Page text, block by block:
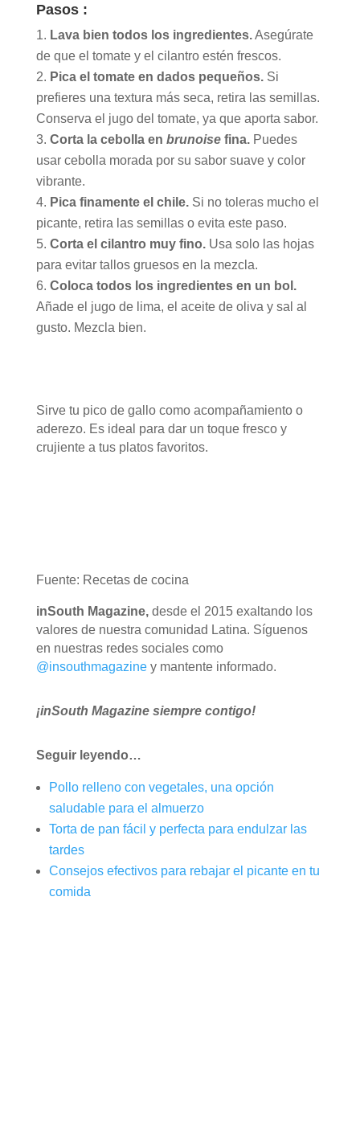
Pasos :
Lava bien todos los ingredientes.Asegúrate
de que el tomate y el cilantro estén frescos.
Pica el tomate en dados pequeños.Si
prefieres una textura más seca, retira las semillas.
Conserva el jugo del tomate, ya que aporta sabor.
Corta la cebolla en brunoise fina.Puedes
usar cebolla morada por su sabor suave y color
vibrante.
Pica finamente el chile.Si no toleras mucho el
picante, retira las semillas o evita este paso.
Corta el cilantro muy fino.Usa solo las hojas
para evitar tallos gruesos en la mezcla.
Coloca todos los ingredientes en un bol.
Añade el jugo de lima, el aceite de oliva y sal al
gusto. Mezcla bien.
Sirve tu pico de gallo como acompañamiento o
aderezo. Es ideal para dar un toque fresco y
crujiente a tus platos favoritos.
Fuente: Recetas de cocina
inSouth Magazine,desde el 2015 exaltando los
valores de nuestra comunidad Latina. Síguenos
en nuestras redes sociales como
@insouthmagaziney mantente informado.
¡inSouth Magazine siempre contigo!
Seguir leyendo…
Pollo relleno con vegetales, una opción
saludable para el almuerzo
Torta de pan fácil y perfecta para endulzar las
tardes
Consejos efectivos para rebajar el picante en tu
comida